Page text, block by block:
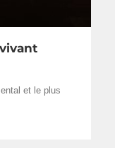
et le plus